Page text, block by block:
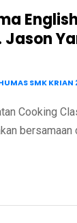
SMK KRIAN
Cooking
bersamaan